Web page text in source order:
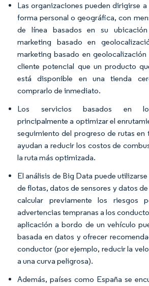
Las organizaciones pueden dirigirse
forma personal o geográfica, con
de línea basados en su
marketing basado en
marketing basado en
cliente potencial que un producto
está disponible en una tienda
comprarlo de inmediato.
Los servicios basados en
principalmente a optimizar el
seguimiento del progreso de rutas en
ayudan a reducir los costos de
la ruta más optimizada.
El análisis de Big Data puede
de flotas, datos de sensores y datos
calcular previamente los riesgos
advertencias tempranas a los
aplicación a bordo de un vehículo
basada en datos y ofrecer
conductor (por ejemplo, reducir la
a una curva peligrosa).
Además, países como España se